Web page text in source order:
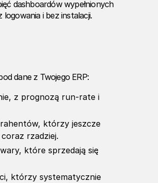
dashboardów wypełnionych
i bez instalacji.
dane z Twojego ERP:
z prognozą run-rate i
którzy jeszcze
rzadziej.
które sprzedają się
którzy systematycznie